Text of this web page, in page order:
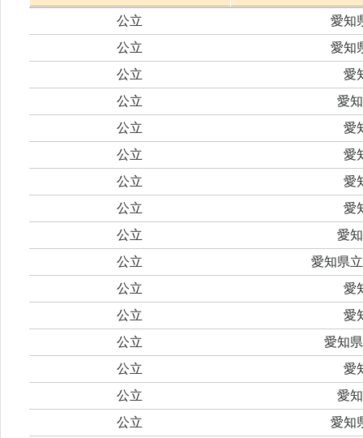
公立
愛知
公立
愛知
公立
愛
公立
愛
公立
愛
公立
愛
公立
愛
公立
愛
公立
愛
公立
愛知県
公立
愛
公立
愛
公立
愛知
公立
愛
公立
愛
公立
愛知